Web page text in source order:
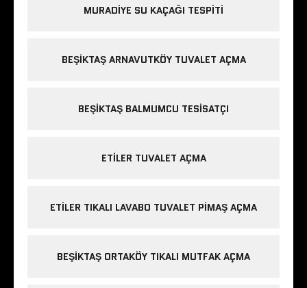
MURADIYE SU KAÇAĞI TESPITI
BEŞIKTAŞ ARNAVUTKÖY TUVALET AÇMA
BEŞIKTAŞ BALMUMCU TESISATÇI
ETILER TUVALET AÇMA
ETILER TIKALI LAVABO TUVALET PIMAŞ AÇMA
BEŞIKTAŞ ORTAKÖY TIKALI MUTFAK AÇMA